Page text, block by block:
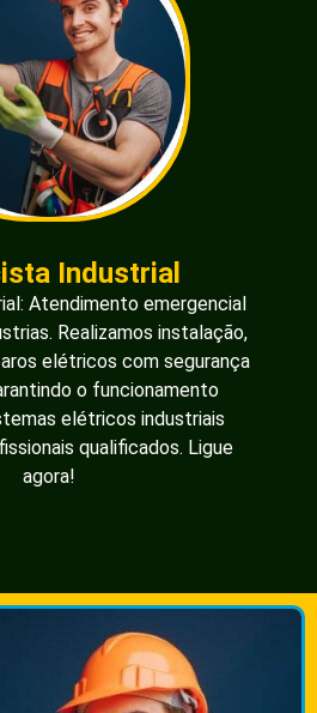
Industrial
Atendimento emergencial
Realizamos instalação,
elétricos com segurança
o funcionamento
elétricos industriais
qualificados. Ligue
agora!